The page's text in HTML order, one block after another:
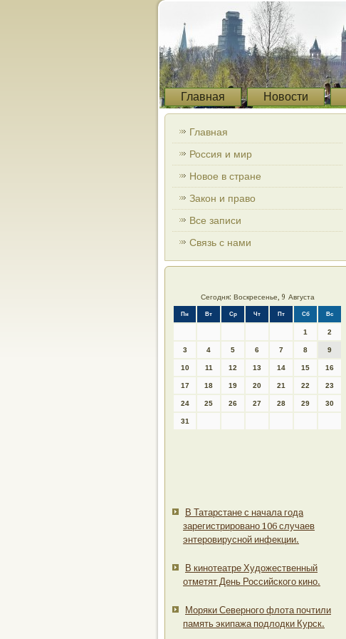
Главная Новости
Главная
Россия и мир
Новое в стране
Закон и право
Все записи
Связь с нами
Сегодня: Воскресенье, 9 Августа
Пн Вт Ср Чт Пт Сб Вс
1 2
3 4 5 6 7 8 9
10 11 12 13 14 15 16
17 18 19 20 21 22 23
24 25 26 27 28 29 30
31
В Татарстане с начала года
зарегистрировано 106 случаев
энтеровирусной инфекции.
В кинотеатре Художественный
отметят День Российского кино.
Моряки Северного флота почтили
память экипажа подлодки Курск.